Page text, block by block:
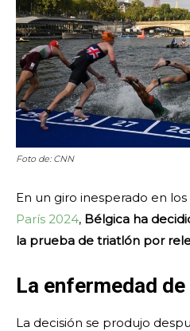
Foto de: CNN
En un giro inesperado en los
París 2024, Bélgica ha
la prueba de triatlón por
La enfermedad
La decisión se produjo